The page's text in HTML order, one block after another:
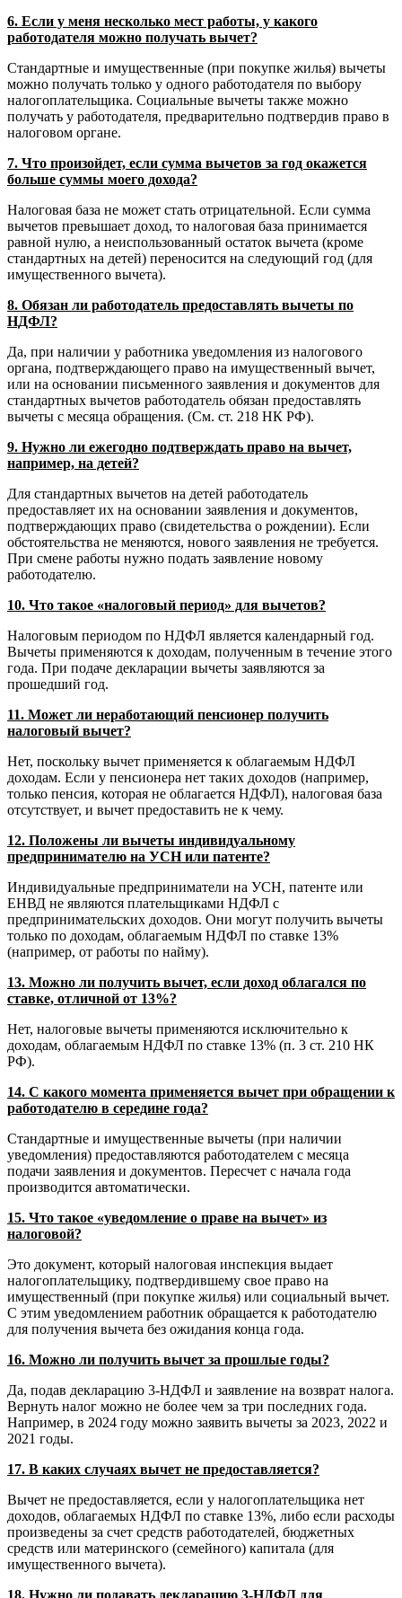
6. Если у меня несколько мест работы, у какого
работодателя можно получать вычет?
Стандартные и имущественные (при покупке жилья) вычеты
можно получать только у одного работодателя по выбору
налогоплательщика. Социальные вычеты также можно
получать у работодателя, предварительно подтвердив право в
налоговом органе.
7. Что произойдет, если сумма вычетов за год окажется
больше суммы моего дохода?
Налоговая база не может стать отрицательной. Если сумма
вычетов превышает доход, то налоговая база принимается
равной нулю, а неиспользованный остаток вычета (кроме
стандартных на детей) переносится на следующий год (для
имущественного вычета).
8. Обязан ли работодатель предоставлять вычеты по
НДФЛ?
Да, при наличии у работника уведомления из налогового
органа, подтверждающего право на имущественный вычет,
или на основании письменного заявления и документов для
стандартных вычетов работодатель обязан предоставлять
вычеты с месяца обращения. (См. ст. 218 НК РФ).
9. Нужно ли ежегодно подтверждать право на вычет,
например, на детей?
Для стандартных вычетов на детей работодатель
предоставляет их на основании заявления и документов,
подтверждающих право (свидетельства о рождении). Если
обстоятельства не меняются, нового заявления не требуется.
При смене работы нужно подать заявление новому
работодателю.
10. Что такое «налоговый период» для вычетов?
Налоговым периодом по НДФЛ является календарный год.
Вычеты применяются к доходам, полученным в течение этого
года. При подаче декларации вычеты заявляются за
прошедший год.
11. Может ли неработающий пенсионер получить
налоговый вычет?
Нет, поскольку вычет применяется к облагаемым НДФЛ
доходам. Если у пенсионера нет таких доходов (например,
только пенсия, которая не облагается НДФЛ), налоговая база
отсутствует, и вычет предоставить не к чему.
12. Положены ли вычеты индивидуальному
предпринимателю на УСН или патенте?
Индивидуальные предприниматели на УСН, патенте или
ЕНВД не являются плательщиками НДФЛ с
предпринимательских доходов. Они могут получить вычеты
только по доходам, облагаемым НДФЛ по ставке 13%
(например, от работы по найму).
13. Можно ли получить вычет, если доход облагался по
ставке, отличной от 13%?
Нет, налоговые вычеты применяются исключительно к
доходам, облагаемым НДФЛ по ставке 13% (п. 3 ст. 210 НК
РФ).
14. С какого момента применяется вычет при обращении к
работодателю в середине года?
Стандартные и имущественные вычеты (при наличии
уведомления) предоставляются работодателем с месяца
подачи заявления и документов. Пересчет с начала года
производится автоматически.
15. Что такое «уведомление о праве на вычет» из
налоговой?
Это документ, который налоговая инспекция выдает
налогоплательщику, подтвердившему свое право на
имущественный (при покупке жилья) или социальный вычет.
С этим уведомлением работник обращается к работодателю
для получения вычета без ожидания конца года.
16. Можно ли получить вычет за прошлые годы?
Да, подав декларацию 3-НДФЛ и заявление на возврат налога.
Вернуть налог можно не более чем за три последних года.
Например, в 2024 году можно заявить вычеты за 2023, 2022 и
2021 годы.
17. В каких случаях вычет не предоставляется?
Вычет не предоставляется, если у налогоплательщика нет
доходов, облагаемых НДФЛ по ставке 13%, либо если расходы
произведены за счет средств работодателей, бюджетных
средств или материнского (семейного) капитала (для
имущественного вычета).